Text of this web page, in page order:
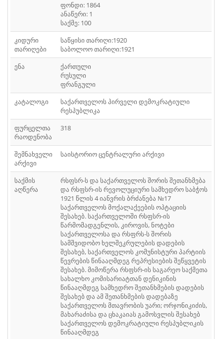
38
ᲤᲐᲘᲚᲘ 39
ᲤᲐᲘᲚᲘ 40
41
ᲤᲐᲘᲚᲘ 42
43
ᲤᲐᲘᲚᲘ 44
ᲤᲐᲘᲚᲘ 45
ᲤᲐᲘᲚᲘ 46
ᲤᲐᲘᲚᲘ 47
48
49
50
51
52
53
54
ფონდი: 1864
ანაწერი: 1
საქმე: 100
კიდური
თარიღები
საწყისი თარიღი:1920
საბოლოო თარიღი:1921
ენა
ქართული
რუსული
ფრანგული
კატალოგი
საქართველოს პირველი დემოკრატიული
რესპუბლიკა
ფურცელთა
რაოდენობა
318
შემნახველი
არქივი
საისტორიო ცენტრალური არქივი
საქმის
აღწერა
რსფსრ-ს და საქართველოს შორის შეთანხმება
და რსფსრ-ის რევოლუციური სამხედრო საბჭოს
1921 წლის 4 იანვრის ბრძანება №17
საქართველოს მოქალაქეების ოპტაციის
შესახებ. საქართველოში რსფსრ-ის
წარმომადგენლის, კიროვის, ნოტები
საქართველოსა და რსფრს-ს შორის
სამშვიდობო ხელშეკრულების დადების
შესახებ, საქართველოს კომუნისტური პარტიის
წევრების წინააღმდეგ რეპრესიების შეწყვეტის
შესახებ. მიმოწერა რსფსრ-ის საგარეო საქმეთა
სახალხო კომისარიატთან დენიკინის
წინააღმდეგ სამხედრო შეთანხმების დადების
შესახებ და ამ შეთანხმების დადებაზე
საქართველოს მთავრობის უარი; ორჯონიკიძის,
მახარაძისა და ცხაკაიას გამოსვლის შესახებ
საქართველოს დემოკრატიული რესპუბლიკის
წინააღმდეგ